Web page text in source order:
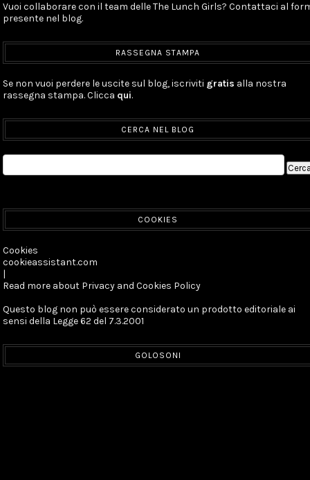
Vuoi collaborare con il team delle The Lunch Girls? Contattaci al
presente nel blog.
RASSEGNA STAMPA
Se non vuoi perdere le uscite sul blog, iscriviti gratis alla nostra
rassegna stampa. Clicca qui.
CERCA NEL BLOG
COOKIES
Cookies
cookieassistant.com
|
Read more about Privacy and Cookies Policy
Questo blog non può essere considerato un prodotto editoriale ai
sensi della Legge 62 del 7.3.2001
GOLOSONI